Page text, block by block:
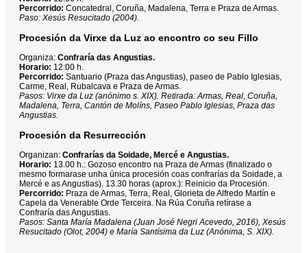
Percorrido: Concatedral, Coruña, Madalena, Terra e Praza de Armas.
Paso: Xesús Resucitado (2004).
Procesión da Virxe da Luz ao encontro co seu Fillo
Organiza: Confraría das Angustias.
Horario: 12:00 h.
Percorrido: Santuario (Praza das Angustias), paseo de Pablo Iglesias,
Carme, Real, Rubalcava e Praza de Armas.
Pasos: Virxe da Luz (anónimo s. XIX). Retirada: Armas, Real, Coruña,
Madalena, Terra, Cantón de Molíns, Paseo Pablo Iglesias, Praza das
Angustias.
Procesión da Resurrección
Organizan: Confrarías da Soidade, Mercé e Angustias.
Horario: 13.00 h.: Gozoso encontro na Praza de Armas (finalizado o
mesmo formarase unha única procesión coas confrarías da Soidade, a
Mercé e as Angustias). 13.30 horas (aprox.): Reinicio da Procesión.
Percorrido: Praza de Armas, Terra, Real, Glorieta de Alfredo Martín e
Capela da Venerable Orde Terceira. Na Rúa Coruña retírase a
Confraría das Angustias.
Pasos: Santa María Madalena (Juan José Negri Acevedo, 2016), Xesús
Resucitado (Olot, 2004) e María Santísima da Luz (Anónima, S. XIX).